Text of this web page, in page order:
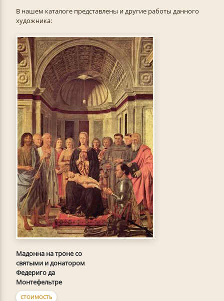
В нашем каталоге представлены и другие работы данного
художника:
Мадонна на троне со
святыми и донатором
Федериго да
Монтефельтре
СТОИМОСТЬ